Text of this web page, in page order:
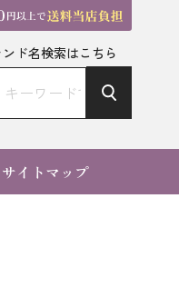
ド名検索はこちら
サイトマップ